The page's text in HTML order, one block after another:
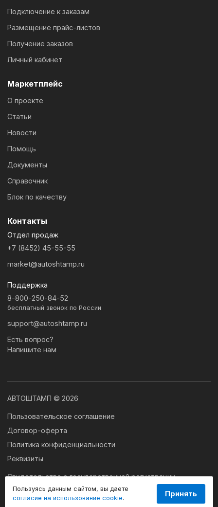
Пользуясь данным сайтом, вы даете
согласие на использование cookie.
Принять
Подключение к заказам
Размещение прайс-листов
Получение заказов
Личный кабинет
Маркетплейс
О проекте
Статьи
Новости
Помощь
Документы
Справочник
Блок по качеству
Контакты
Отдел продаж
+7 (8452) 45-55-55
market@autoshtamp.ru
Поддержка
8-800-250-84-52
бесплатный звонок по России
support@autoshtamp.ru
Есть вопрос?
Напишите нам
АВТОШТАМП © 2026
Пользовательское соглашение
Договор-оферта
Политика конфиденциальности
Реквизиты
Свидетельство о государственной регистрации
программы для ЭВМ № 2024663179